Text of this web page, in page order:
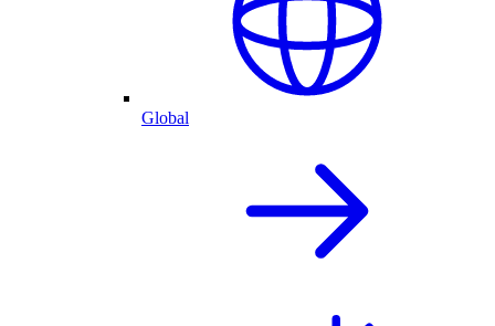
Global